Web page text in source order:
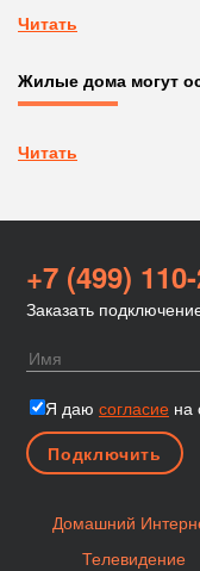
Читать
Жилые дома могут
Читать
+7 (499)
Заказать
Я даю согласие на
Домашний
Телевидение